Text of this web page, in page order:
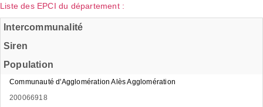
Liste des EPCI du département :
Intercommunalité
Siren
Population
Communauté d'Agglomération Alès Agglomération
200066918